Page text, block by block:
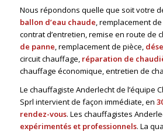
Nous répondons quelle que soit votre
ballon d’eau chaude, remplacement
contrat d’entretien, remise en route de
de panne, remplacement de pièce,
circuit chauffage, réparation de
chauffage économique, entretien de
Le chauffagiste Anderlecht de l’équipe
Sprl intervient de façon immédiate, en
rendez-vous. Les chauffagistes
expérimentés et professionnels. La